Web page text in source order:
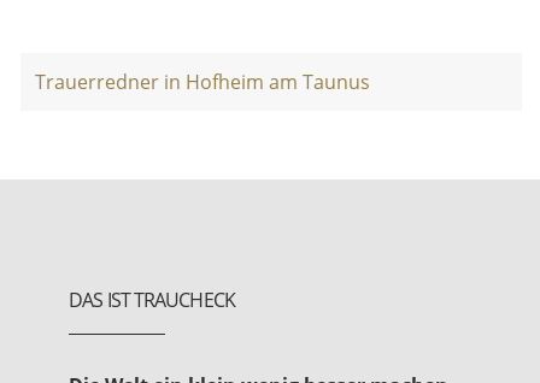
Trauerredner in Hofheim am Taunus
DAS IST TRAUCHECK